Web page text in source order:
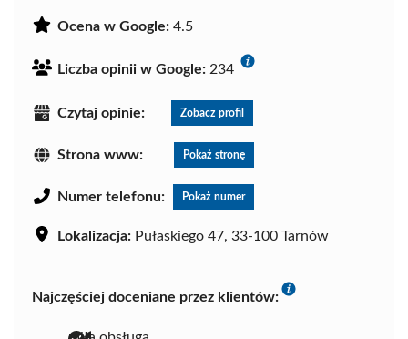
Ocena w Google: 4.5
Liczba opinii w Google: 234
Czytaj opinie: Zobacz profil
Strona www: Pokaż stronę
Numer telefonu: Pokaż numer
Lokalizacja: Pułaskiego 47, 33-100 Tarnów
Najczęściej doceniane przez klientów: